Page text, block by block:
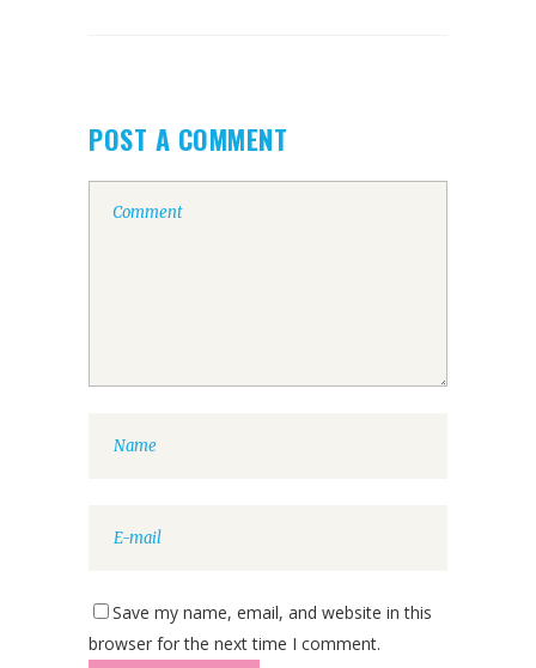
POST A COMMENT
Save my name, email, and website in this
browser for the next time I comment.